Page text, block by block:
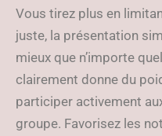
Vous tirez plus en
juste, la présentation
mieux que n’importe
clairement donne du
participer activement
groupe. Favorisez les